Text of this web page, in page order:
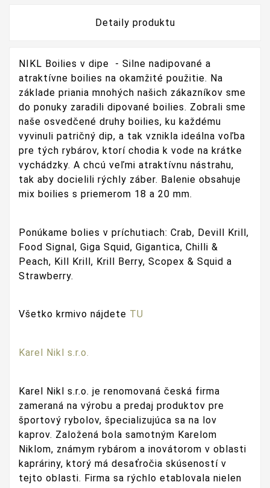
Detaily produktu
NIKL Boilies v dipe - Silne nadipované a
atraktívne boilies na okamžité použitie. Na
základe priania mnohých našich zákazníkov sme
do ponuky zaradili dipované boilies. Zobrali sme
naše osvedčené druhy boilies, ku každému
vyvinuli patričný dip, a tak vznikla ideálna voľba
pre tých rybárov, ktorí chodia k vode na krátke
vychádzky. A chcú veľmi atraktívnu nástrahu,
tak aby docielili rýchly záber. Balenie obsahuje
mix boilies s priemerom 18 a 20 mm.
Ponúkame bolies v príchutiach: Crab, Devill Krill,
Food Signal, Giga Squid, Gigantica, Chilli &
Peach, Kill Krill, Krill Berry, Scopex & Squid a
Strawberry.
Všetko krmivo nájdete TU
Karel Nikl s.r.o.
Karel Nikl s.r.o. je renomovaná česká firma
zameraná na výrobu a predaj produktov pre
športový rybolov, špecializujúca sa na lov
kaprov. Založená bola samotným Karelom
Niklom, známym rybárom a inovátorom v oblasti
kapráriny, ktorý má desaťročia skúseností v
tejto oblasti. Firma sa rýchlo etablovala nielen